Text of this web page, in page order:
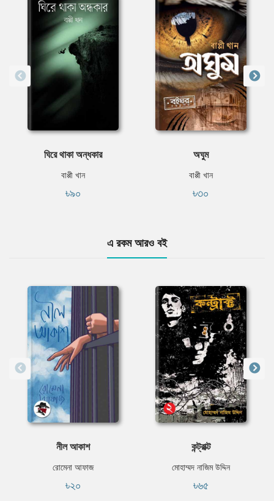
ঘিরে থাকা অন্ধকার
বাপ্পী খান
৳৯০
অঘুম
বাপ্পী খান
৳৩০
এ রকম আরও বই
নীল আকাশ
রোমেনা আফাজ
৳২০
কন্ট্রাক্ট
মোহাম্মদ নাজিম উদ্দিন
৳৬৫